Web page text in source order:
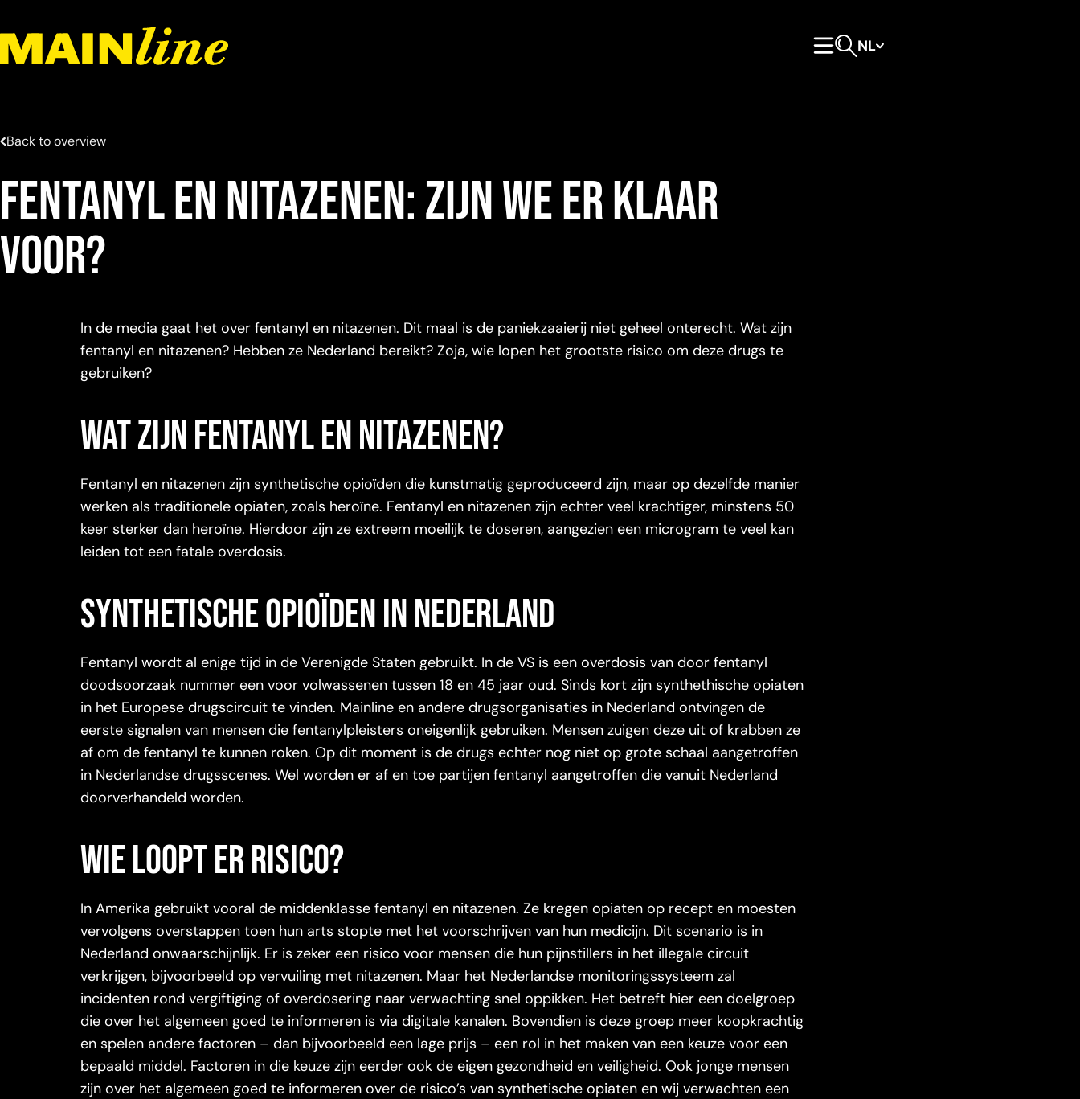
NL
Back to overview
Fentanyl en nitazenen: zijn we er klaar
voor?
In de media gaat het over fentanyl en nitazenen. Dit maal is de paniekzaaierij niet geheel onterecht. Wat zijn
fentanyl en nitazenen? Hebben ze Nederland bereikt? Zoja, wie lopen het grootste risico om deze drugs te
gebruiken?
Wat zijn fentanyl en nitazenen?
Fentanyl en nitazenen zijn synthetische opioïden die kunstmatig geproduceerd zijn, maar op dezelfde manier
werken als traditionele opiaten, zoals heroïne. Fentanyl en nitazenen zijn echter veel krachtiger, minstens 50
keer sterker dan heroïne. Hierdoor zijn ze extreem moeilijk te doseren, aangezien een microgram te veel kan
leiden tot een fatale overdosis.
Synthetische opioïden in Nederland
Fentanyl wordt al enige tijd in de Verenigde Staten gebruikt. In de VS is een overdosis van door fentanyl
doodsoorzaak nummer een voor volwassenen tussen 18 en 45 jaar oud. Sinds kort zijn synthethische opiaten
in het Europese drugscircuit te vinden. Mainline en andere drugsorganisaties in Nederland ontvingen de
eerste signalen van mensen die fentanylpleisters oneigenlijk gebruiken. Mensen zuigen deze uit of krabben ze
af om de fentanyl te kunnen roken. Op dit moment is de drugs echter nog niet op grote schaal aangetroffen
in Nederlandse drugsscenes. Wel worden er af en toe partijen fentanyl aangetroffen die vanuit Nederland
doorverhandeld worden.
Wie loopt er risico?
In Amerika gebruikt vooral de middenklasse fentanyl en nitazenen. Ze kregen opiaten op recept en moesten
vervolgens overstappen toen hun arts stopte met het voorschrijven van hun medicijn. Dit scenario is in
Nederland onwaarschijnlijk. Er is zeker een risico voor mensen die hun pijnstillers in het illegale circuit
verkrijgen, bijvoorbeeld op vervuiling met nitazenen. Maar het Nederlandse monitoringssysteem zal
incidenten rond vergiftiging of overdosering naar verwachting snel oppikken. Het betreft hier een doelgroep
die over het algemeen goed te informeren is via digitale kanalen. Bovendien is deze groep meer koopkrachtig
en spelen andere factoren – dan bijvoorbeeld een lage prijs – een rol in het maken van een keuze voor een
bepaald middel. Factoren in die keuze zijn eerder ook de eigen gezondheid en veiligheid. Ook jonge mensen
zijn over het algemeen goed te informeren over de risico’s van synthetische opiaten en wij verwachten een